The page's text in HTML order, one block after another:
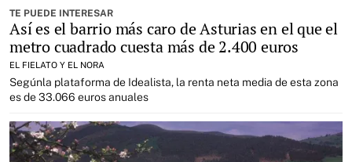
TE PUEDE INTERESAR
Así es el barrio más caro de Asturias en el que el
metro cuadrado cuesta más de 2.400 euros
EL FIELATO Y EL NORA
Segúnla plataforma de Idealista, la renta neta media de esta zona
es de 33.066 euros anuales